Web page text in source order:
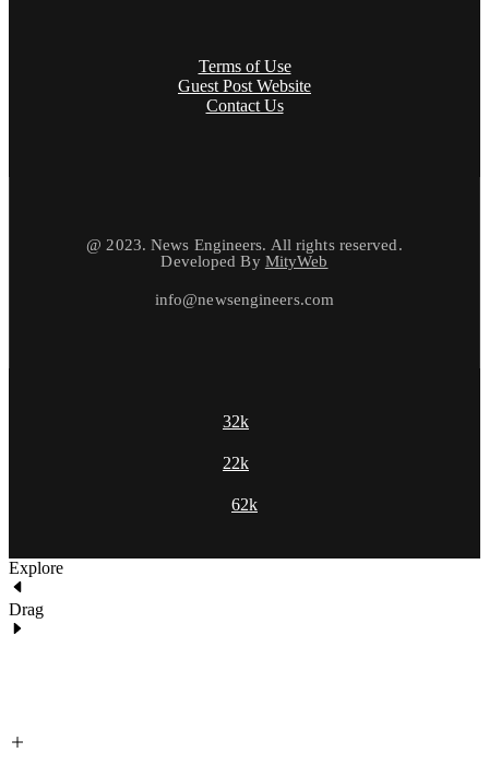
Terms of Use
Guest Post Website
Contact Us
@ 2023. News Engineers. All rights reserved.
Developed By MityWeb
info@newsengineers.com
32k
22k
62k
Explore
Drag